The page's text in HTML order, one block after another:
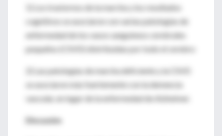
1) Los trastornos de la marcha y los resultados
cognitivos se asociaron con varias patologías de
enfermedad de los vasos sanguíneos cerebrales
pequeños (CSVD) distribuidas por todo el cerebro
2) Las patologías de marcha deficiente y la CSVD
se asociaron más fuertemente con la demencia
vascular, en lugar de la enfermedad de Alzheimer.
Discusión